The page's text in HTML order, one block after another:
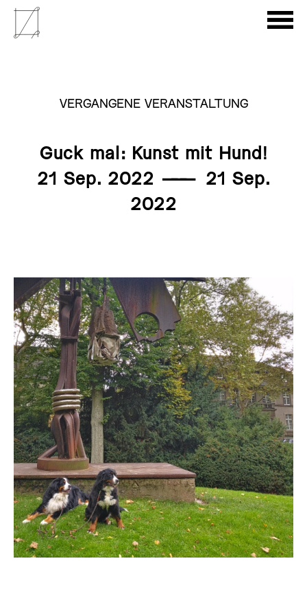
VERGANGENE VERANSTALTUNG
Guck mal: Kunst mit Hund!
21 Sep. 2022 ———
21 Sep.
2022